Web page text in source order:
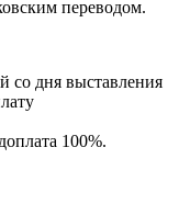
переводом.
со дня выставления
100%.